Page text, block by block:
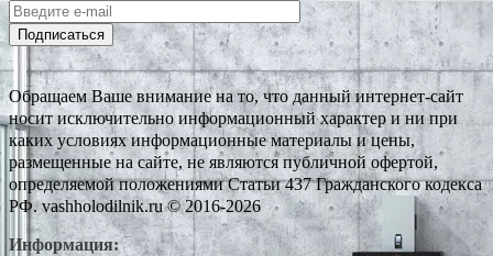
Подписаться
Обращаем Ваше внимание на то, что данный интернет-сайт
носит исключительно информационный характер и ни при
каких условиях информационные материалы и цены,
размещенные на сайте, не являются публичной офертой,
определяемой положениями Статьи 437 Гражданского кодекса
РФ. vashholodilnik.ru © 2016-2026
Информация: